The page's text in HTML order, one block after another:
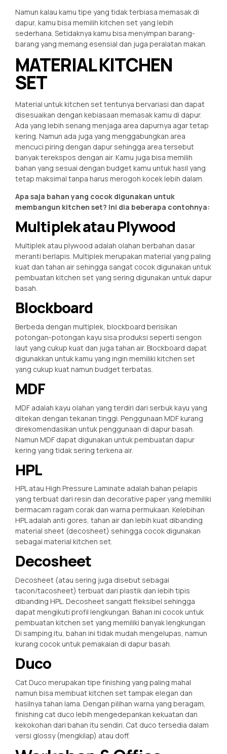
Namun kalau kamu tipe yang tidak terbiasa memasak di
dapur, kamu bisa memilih kitchen set yang lebih
sederhana. Setidaknya kamu bisa menyimpan barang-
barang yang memang esensial dan juga peralatan makan.
MATERIAL KITCHEN
SET
Material untuk kitchen set tentunya bervariasi dan dapat
disesuaikan dengan kebiasaan memasak kamu di dapur.
Ada yang lebih senang menjaga area dapurnya agar tetap
kering. Namun ada juga yang menggabungkan area
mencuci piring dengan dapur sehingga area tersebut
banyak terekspos dengan air. Kamu juga bisa memilih
bahan yang sesuai dengan budget kamu untuk hasil yang
tetap maksimal tanpa harus merogoh kocek lebih dalam.
Apa saja bahan yang cocok digunakan untuk
membangun kitchen set? Ini dia beberapa contohnya:
Multiplek atau Plywood
Multiplek atau plywood adalah olahan berbahan dasar
meranti berlapis. Multiplek merupakan material yang paling
kuat dan tahan air sehingga sangat cocok digunakan untuk
pembuatan kitchen set yang sering digunakan untuk dapur
basah.
Blockboard
Berbeda dengan multiplek, blockboard berisikan
potongan-potongan kayu sisa produksi seperti sengon
laut yang cukup kuat dan juga tahan air. Blockboard dapat
digunakkan untuk kamu yang ingin memiliki kitchen set
yang cukup kuat namun budget terbatas.
MDF
MDF adalah kayu olahan yang terdiri dari serbuk kayu yang
ditekan dengan tekanan tinggi. Penggunaan MDF kurang
direkomendasikan untuk penggunaan di dapur basah.
Namun MDF dapat digunakan untuk pembuatan dapur
kering yang tidak sering terkena air.
HPL
HPL atau High Pressure Laminate adalah bahan pelapis
yang terbuat dari resin dan decorative paper yang memiliki
bermacam ragam corak dan warna permukaan. Kelebihan
HPL adalah anti gores, tahan air dan lebih kuat dibanding
material sheet (decosheet) sehingga cocok digunakan
sebagai material kitchen set.
Decosheet
Decosheet (atau sering juga disebut sebagai
tacon/tacosheet) terbuat dari plastik dan lebih tipis
dibanding HPL. Decosheet sangatt fleksibel sehingga
dapat mengikuti profil lengkungan. Bahan ini cocok untuk
pembuatan kitchen set yang memiliki banyak lengkungan.
Di samping itu, bahan ini tidak mudah mengelupas, namun
kurang cocok untuk pemakaian di dapur basah.
Duco
Cat Duco merupakan tipe finishing yang paling mahal
namun bisa membuat kitchen set tampak elegan dan
hasilnya tahan lama. Dengan pilihan warna yang beragam,
finishing cat duco lebih mengedepankan kekuatan dan
kekokohan dari bahan itu sendiri. Cat duco tersedia dalam
versi glossy (mengkilap) atau doff.